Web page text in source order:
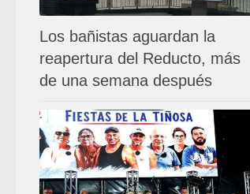
Los bañistas aguardan la
reapertura del Reducto, más
de una semana después